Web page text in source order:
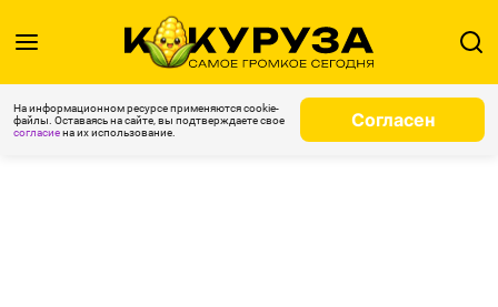
На информационном ресурсе применяются cookie-
файлы. Оставаясь на сайте, вы подтверждаете свое
согласиена их использование.
Согласен